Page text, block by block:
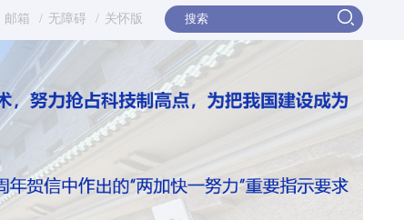
邮箱 / 无障碍 / 关怀版